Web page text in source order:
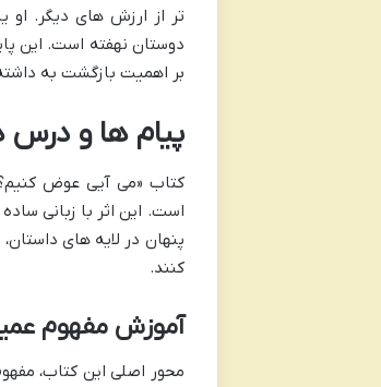
تر از ارزش های دیگر. او
دوستان نهفته است. این
بر اهمیت بازگشت به
پیام ها و درس
کتاب «می آیی عوض
است. این اثر با زبانی
پنهان در لایه های
کنند.
آموزش مفهوم
محور اصلی این کتاب،